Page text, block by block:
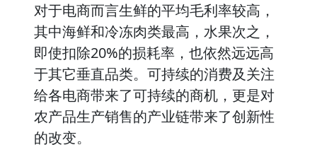
对于电商而言生鲜的平均毛利率较高，
其中海鲜和冷冻肉类最高，水果次之，
即使扣除20%的损耗率，也依然远远高
于其它垂直品类。可持续的消费及关注
给各电商带来了可持续的商机，更是对
农产品生产销售的产业链带来了创新性
的改变。